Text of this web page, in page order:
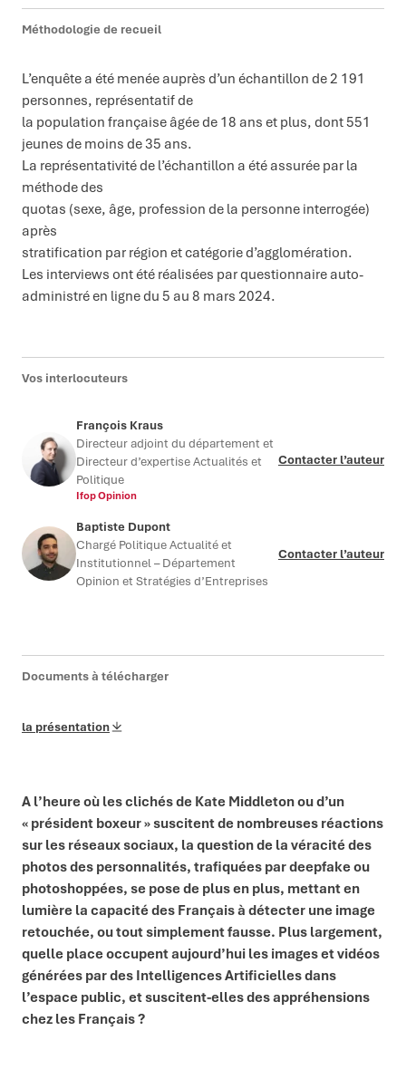
Méthodologie de recueil
L’enquête a été menée auprès d’un échantillon de 2 191
personnes, représentatif de
la population française âgée de 18 ans et plus, dont 551
jeunes de moins de 35 ans.
La représentativité de l’échantillon a été assurée par la
méthode des
quotas (sexe, âge, profession de la personne interrogée)
après
stratification par région et catégorie d’agglomération.
Les interviews ont été réalisées par questionnaire auto-
administré en ligne du 5 au 8 mars 2024.
Vos interlocuteurs
François Kraus
Directeur adjoint du département et
Directeur d’expertise Actualités et
Politique
Ifop Opinion
Contacter l’auteur
Baptiste Dupont
Chargé Politique Actualité et
Institutionnel – Département
Opinion et Stratégies d’Entreprises
Contacter l’auteur
Documents à télécharger
la présentation
A l’heure où les clichés de Kate Middleton ou d’un
« président boxeur » suscitent de nombreuses réactions
sur les réseaux sociaux, la question de la véracité des
photos des personnalités, trafiquées par deepfake ou
photoshoppées, se pose de plus en plus, mettant en
lumière la capacité des Français à détecter une image
retouchée, ou tout simplement fausse. Plus largement,
quelle place occupent aujourd’hui les images et vidéos
générées par des Intelligences Artificielles dans
l’espace public, et suscitent-elles des appréhensions
chez les Français ?